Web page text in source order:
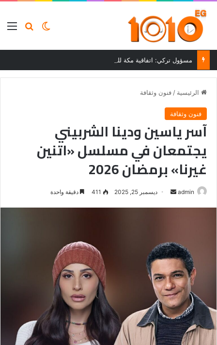
بحثالوضع
الرئيسية / فنون وثقافة
فنون وثقافة
آسر ياسين ودينا الشربيني
يجتمعان في مسلسل «اتنين
غيرنا» برمضان 2026
admin
أرسل ديسمبر 25, 2025 411 دقيقة واحدة